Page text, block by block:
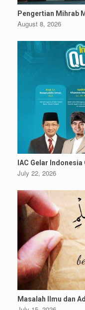
Pengertian Mihrab
August 8, 2026
IAC Gelar
July 22, 2026
Masalah Ilmu dan